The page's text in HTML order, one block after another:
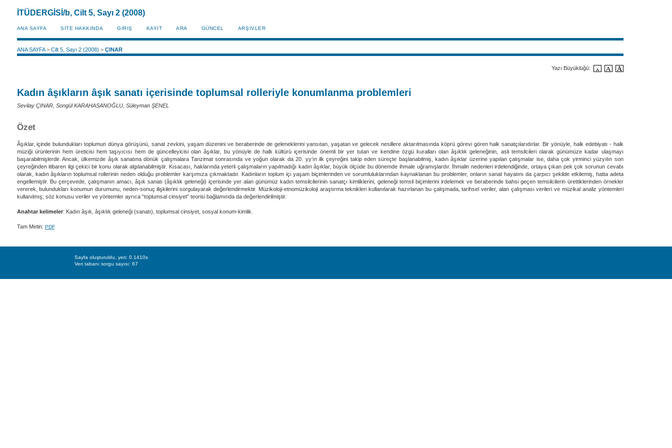
İTÜDERGİSİ/b, Cilt 5, Sayı 2 (2008)
ANA SAYFA SİTE HAKKINDA GIRIŞ KAYIT ARA GÜNCEL ARŞIVLER
ANA SAYFA> Cilt 5, Sayı 2 (2008) > ÇINAR
Yazı Büyüklüğü:
Kadın âşıkların âşık sanatı içerisinde toplumsal rolleriyle konumlanma problemleri
Sevilay ÇINAR, Songül KARAHASANOĞLU, Süleyman ŞENEL
Özet
Âşıklar, içinde bulundukları toplumun dünya görüşünü, sanat zevkini, yaşam düzenini ve beraberinde de geleneklerini yansıtan, yaşatan ve gelecek nesillere aktarılmasında köprü görevi gören halk sanatçılarıdırlar. Bir yönüyle, halk edebiyatı - halk
müziği ürünlerinin hem üreticisi hem taşıyıcısı hem de güncelleyicisi olan âşıklar, bu yönüyle de halk kültürü içerisinde önemli bir yer tutan ve kendine özgü kuralları olan âşıklık geleneğinin, asli temsilcileri olarak günümüze kadar ulaşmayı
başarabilmişlerdir. Ancak, ülkemizde âşık sanatına dönük çalışmalara Tanzimat sonrasında ve yoğun olarak da 20. yy’ın ilk çeyreğini takip eden süreçte başlanabilmiş, kadın âşıklar üzerine yapılan çalışmalar ise, daha çok yirminci yüzyılın son
çeyreğinden itibaren ilgi çekici bir konu olarak algılanabilmiştir. Kısacası, haklarında yeterli çalışmaların yapılmadığı kadın âşıklar, büyük ölçüde bu dönemde ihmale uğramışlardır. İhmalin nedenleri irdelendiğinde, ortaya çıkan pek çok sorunun cevabı
olarak, kadın âşıkların toplumsal rollerinin neden olduğu problemler karşımıza çıkmaktadır. Kadınların toplum içi yaşam biçimlerinden ve sorumluluklarından kaynaklanan bu problemler, onların sanat hayatını da çarpıcı şekilde etkilemiş, hatta adeta
engellemiştir. Bu çerçevede, çalışmanın amacı, âşık sanatı (âşıklık geleneği) içerisinde yer alan günümüz kadın temsilcilerinin sanatçı kimliklerini, geleneği temsil biçimlerini irdelemek ve beraberinde bahsi geçen temsilcilerin ürettiklerinden örnekler
vererek, bulundukları konumun durumunu, neden-sonuç ilişkilerini sorgulayarak değerlendirmektir. Müzikoloji-etnomüzikoloji araştırma teknikleri kullanılarak hazırlanan bu çalışmada, tarihsel veriler, alan çalışması verileri ve müzikal analiz yöntemleri
kullanılmış; söz konusu veriler ve yöntemler ayrıca “toplumsal cinsiyet” teorisi bağlamında da değerlendirilmiştir.
Anahtar kelimeler: Kadın âşık, âşıklık geleneği (sanatı), toplumsal cinsiyet, sosyal konum-kimlik.
Tam Metin: PDF
Sayfa oluşturuldu, yeri: 0.1410s
Veri tabanı sorgu sayısı: 67